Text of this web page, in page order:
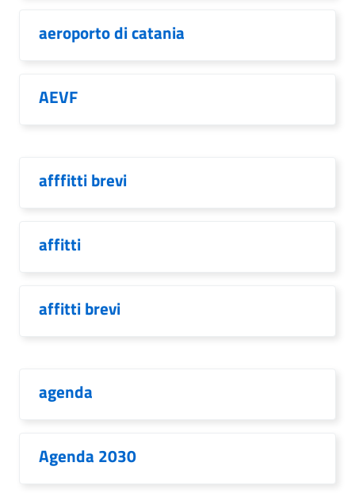
aeroporto di catania
AEVF
afffitti brevi
affitti
affitti brevi
agenda
Agenda 2030